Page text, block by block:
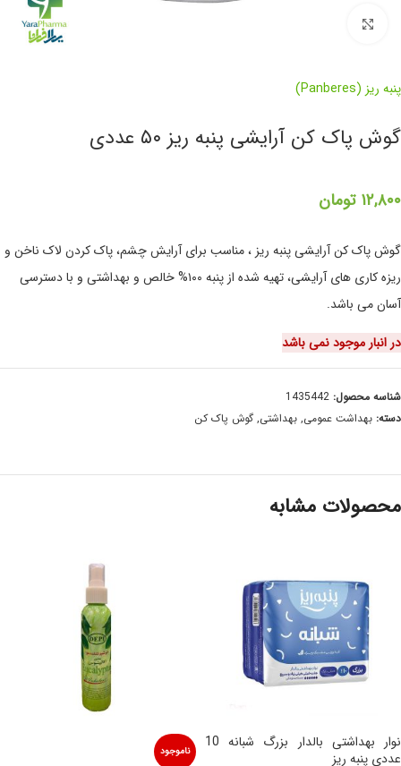
پنبه ریز (Panberes)
گوش پاک کن آرایشی پنبه ریز ۵۰ عددی
۱۲,۸۰۰ تومان
گوش پاک کن آرایشی پنبه ریز ، مناسب برای آرایش چشم، پاک کردن لاک ناخن و
ریزه کاری های آرایشی، تهیه شده از پنبه ۱۰۰% خالص و بهداشتی و با دسترسی
آسان می باشد.
در انبار موجود نمی باشد
شناسه محصول: 1435442
دسته: بهداشت عمومی, بهداشتی, گوش پاک کن
محصولات مشابه
نوار بهداشتی بالدار بزرگ شبانه 10
عددی پنبه ریز
ناموجود